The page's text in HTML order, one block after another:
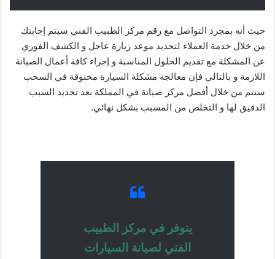
حيث أنه بمجرد التواصل مع رقم مركز الطبيب الفني سيتم إجابتك
من خلال خدمة العملاء لتحديد موعد زيارة عاجل و الكشف الفوري
عن المشكلة مع تقديم الحلول المناسبة و إجراء كافة أعمال الصيانة
اللازمة و بالتالي فإن معالجة مشكلة السيارة مخنوقة في السحب
ستتم من خلال أفضل مركز صيانة في المملكة بعد تحديد السبب
الدقيق لها و التخلص من المسبب بشكل نهائي.
يتوفر في مركز الطبيب
الفني لصيانة السيارات